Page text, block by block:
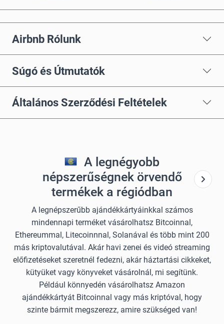
Airbnb Rólunk
Súgó és Útmutatók
Általános Szerződési Feltételek
A legnégyobb
népszerűségnek örvendő
termékek a régiódban
A legnépszerűbb ajándékkártyáinkkal számos
mindennapi terméket vásárolhatsz Bitcoinnal,
Ethereummal, Litecoinnnal, Solanával és több mint 200
más kriptovalutával. Akár havi zenei és videó streaming
előfizetéseket szeretnél fedezni, akár háztartási cikkeket,
kütyüket vagy könyveket vásárolnál, mi segítünk.
Például könnyedén vásárolhatsz Amazon
ajándékkártyát Bitcoinnal vagy más kriptóval, hogy
szinte bármit megszerezz, amire szükséged van!